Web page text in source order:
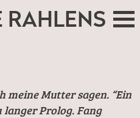
RAHLENS
meine Mutter sagen. “Ein
Prolog. Fang